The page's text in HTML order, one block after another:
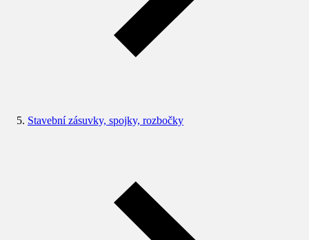
Stavební zásuvky, spojky, rozbočky